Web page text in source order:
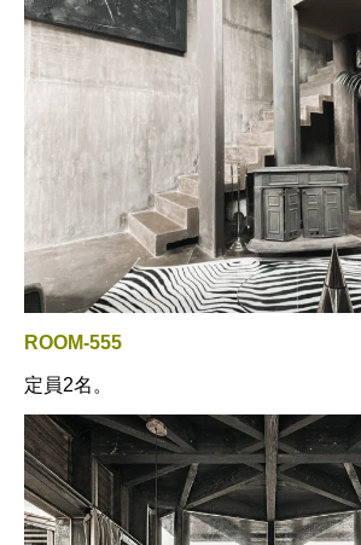
ROOM-555
定員2名。